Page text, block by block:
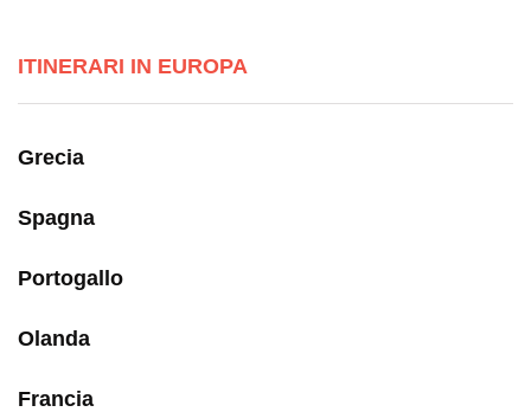
ITINERARI IN EUROPA
Grecia
Spagna
Portogallo
Olanda
Francia